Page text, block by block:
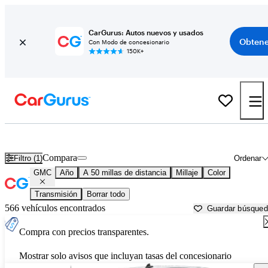
CarGurus: Autos nuevos y usados
Con Modo de concesionario
150K+
Filtro (1) Ordenar
Compara
GMC Año A 50 millas de distancia Millaje Color
Transmisión Borrar todo
566 vehículos encontrados Guardar
Compra con precios transparentes.
Mostrar solo avisos que incluyan tasas del concesionario